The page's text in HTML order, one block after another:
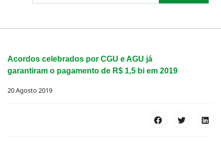
Acordos celebrados por CGU e AGU já
garantiram o pagamento de R$ 1,5 bi em 2019
20 Agosto 2019